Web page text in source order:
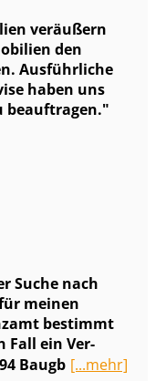
veräußern
den
Ausführliche
haben uns
beauftragen.
Suche nach
meinen
bestimmt
Fall ein Ver­
Baugb [...mehr]